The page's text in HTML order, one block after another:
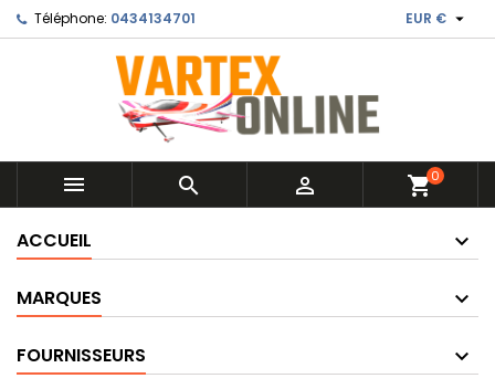
Téléphone: 0434134701 EUR € 
   shopping_cart0
ACCUEIL
MARQUES
FOURNISSEURS